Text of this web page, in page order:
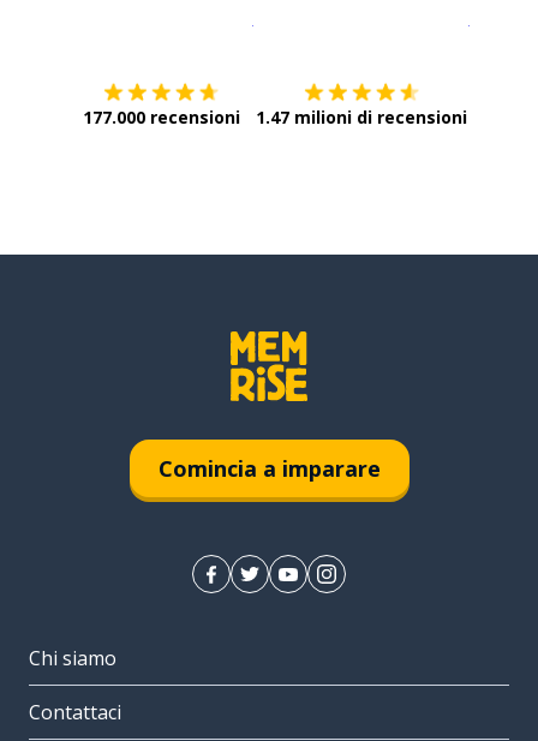
177.000 recensioni 1.47 milioni di recensioni
Comincia a imparare
Chi siamo
Contattaci